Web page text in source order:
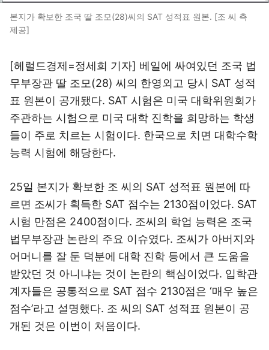
본지가 확보한 조국 딸 조모(28)씨의 SAT 성적표 원본. [조 씨 측
제공]
[헤럴드경제=정세희 기자] 베일에 싸여있던 조국 법
무부장관 딸 조모(28) 씨의 한영외고 당시 SAT 성적
표 원본이 공개됐다. SAT 시험은 미국 대학위원회가
주관하는 시험으로 미국 대학 진학을 희망하는 학생
들이 주로 치르는 시험이다. 한국으로 치면 대학수학
능력 시험에 해당한다.
25일 본지가 확보한 조 씨의 SAT 성적표 원본에 따
르면 조씨가 획득한 SAT 점수는 2130점이었다. SAT
시험 만점은 2400점이다. 조씨의 학업 능력은 조국
법무부장관 논란의 주요 이슈였다. 조씨가 아버지와
어머니를 잘 둔 덕분에 대학 진학 등에서 큰 도움을
받았던 것 아니냐는 것이 논란의 핵심이었다. 입학관
계자들은 공통적으로 SAT 점수 2130점은 ‘매우 높은
점수’라고 설명했다. 조 씨의 SAT 성적표 원본이 공
개된 것은 이번이 처음이다.